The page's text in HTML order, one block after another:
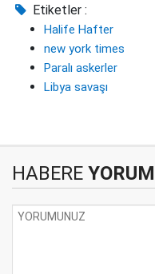
Etiketler :
Halife Hafter
new york times
Paralı askerler
Libya savaşı
HABERE